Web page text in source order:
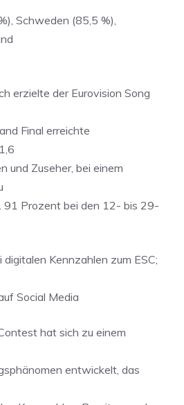
Schweden (85,5 %),
erzielte der Eurovision Song
Final erreichte
und Zuseher, bei einem
Prozent bei den 12- bis 29-
Kennzahlen zum ESC;
Social Media
hat sich zu einem
entwickelt, das